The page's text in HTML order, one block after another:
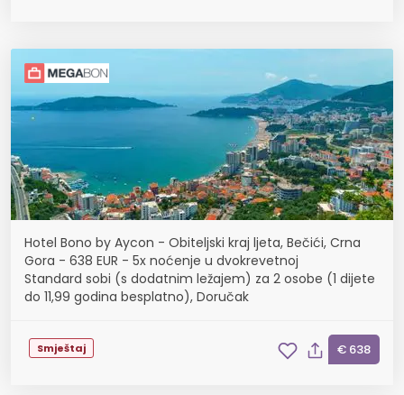
Hotel Bono by Aycon - Obiteljski kraj ljeta, Bečići, Crna
Gora - 638 EUR - 5x noćenje u dvokrevetnoj
Standard sobi (s dodatnim ležajem) za 2 osobe (1 dijete
do 11,99 godina besplatno), Doručak
Smještaj € 638